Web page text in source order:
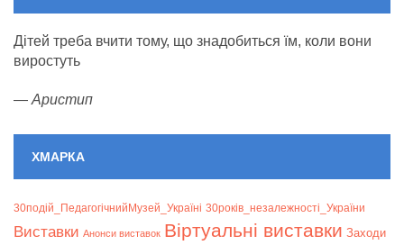
Дітей треба вчити тому, що знадобиться їм, коли вони
виростуть
— Аристип
ХМАРКА
30подій_ПедагогічнийМузей_Україні 30років_незалежності_України
Bиставки Анонси виставок Віртуальні виставки Заходи